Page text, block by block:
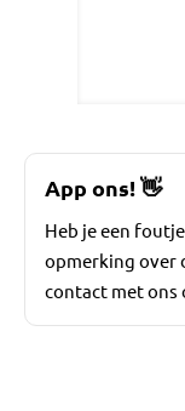
App ons!👋
Heb je een
opmerking over
contact met ons